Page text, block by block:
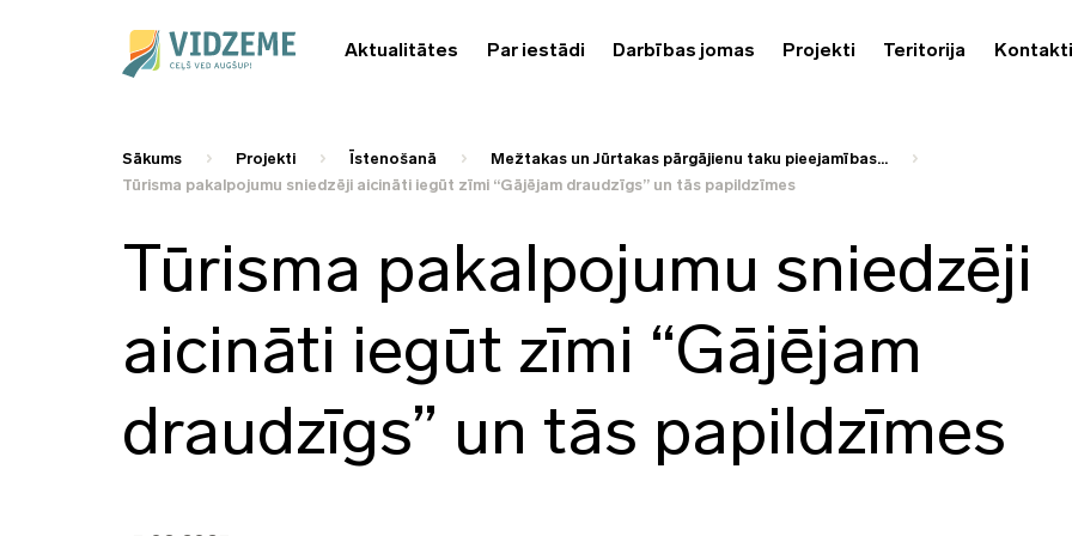
Aktualitātes Par iestādi Darbības jomas Projekti Teritorija Kontakti
Sākums Projekti Īstenošanā
Mežtakas un Jūrtakas pārgājienu taku pieejamības...
Tūrisma pakalpojumu sniedzēji aicināti iegūt zīmi “Gājējam draudzīgs” un tās papildzīmes
Tūrisma pakalpojumu sniedzēji
aicināti iegūt zīmi “Gājējam
draudzīgs” un tās papildzīmes